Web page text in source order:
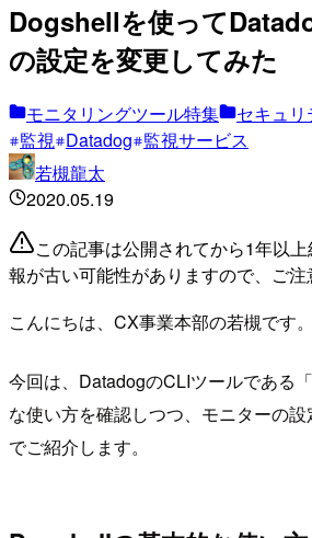
Dogshellを使って
の設定を変更してみた
モニタリングツール特集
セキュ
監視 Datadog 監視サービス
若槻龍太
2020.05.19
この記事は公開されてから1年以
報が古い可能性がありますので、ご注
こんにちは、CX事業本部の若槻です。
今回は、DatadogのCLIツールである
な使い方を確認しつつ、モニターの
でご紹介します。